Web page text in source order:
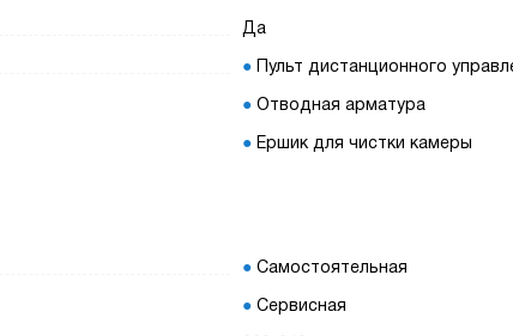
Да
Пульт дистанционного
Отводная арматура
Ершик для чистки камеры
Самостоятельная
Сервисная